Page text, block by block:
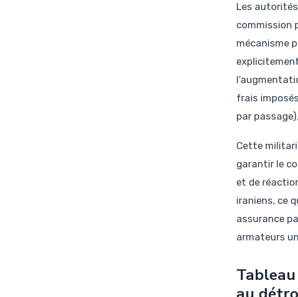
Les
commission
mécanisme
frais
par
Cette
garantir le
et de
iraniens, ce
assurance
armateurs